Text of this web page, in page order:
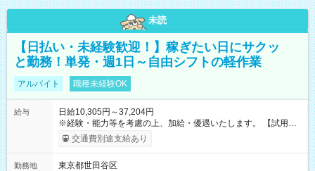
未読
【日払い・未経験歓迎！】稼ぎたい日にサクッ
と勤務！単発・週1日～自由シフトの軽作業
アルバイト 職種未経験OK
給与
日給10,305円～37,204円
※経験・能力等を考慮の上、加給・優遇いたします。 【試用期
間】試用期間なし
交通費別途支給あり
勤務地
東京都世田谷区